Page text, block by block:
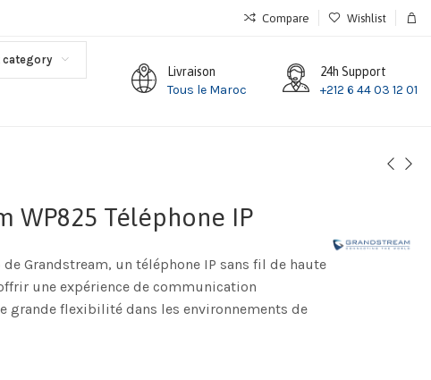
Compare Wishlist
category
Livraison
Tous le Maroc
24h Support
+212 6 44 03 12 01
WP825 Téléphone IP
de Grandstream, un téléphone IP sans fil de haute
une expérience de communication
grande flexibilité dans les environnements de